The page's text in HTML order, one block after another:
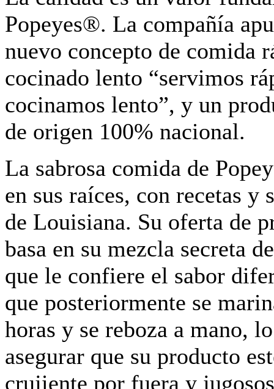
Popeyes®. La compañía
nuevo concepto de comida
cocinado lento “servimos
cocinamos lento”, y un
de origen 100% nacional.
La sabrosa comida de
en sus raíces, con recetas y
de Louisiana. Su oferta de
basa en su mezcla secreta
que le confiere el sabor
que posteriormente se
horas y se reboza a mano,
asegurar que su producto
crujiente por fuera y